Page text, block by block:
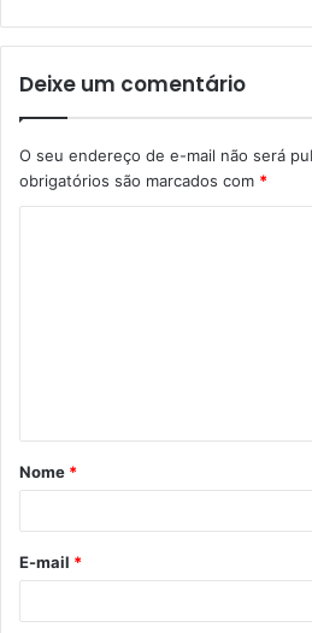
Deixe um comentário
O seu endereço de e-mail não será
obrigatórios são marcados com *
á
r
*
Nome *
E-mail *